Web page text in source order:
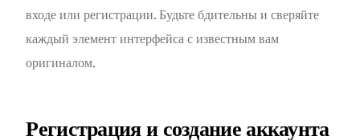
входе или регистрации. Будьте бдительны и сверяйте
каждый элемент интерфейса с известным вам
оригиналом.
Регистрация и создание аккаунта